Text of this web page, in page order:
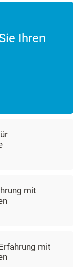
Ihren
mit
mit